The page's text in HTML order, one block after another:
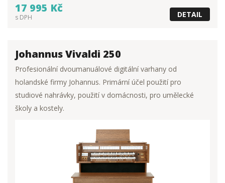
17 995 Kč
s DPH DETAIL
Johannus Vivaldi 250
Profesionální dvoumanuálové digitální varhany od
holandské firmy Johannus. Primární účel použití pro
studiové nahrávky, použití v domácnosti, pro umělecké
školy a kostely.